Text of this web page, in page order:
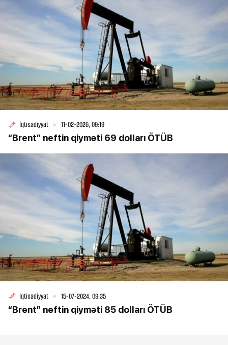
İqtisadiyyat 11-02-2026, 09:19
“Brent” neftin qiyməti 69 dolları ÖTÜB
İqtisadiyyat 15-07-2024, 09:35
“Brent” neftin qiyməti 85 dolları ÖTÜB